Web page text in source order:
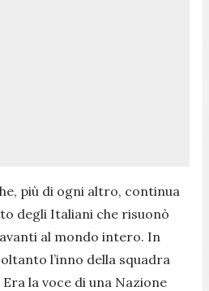
più di ogni altro, continua
degli Italiani che risuonò
al mondo intero. In
l’inno della squadra
la voce di una Nazione